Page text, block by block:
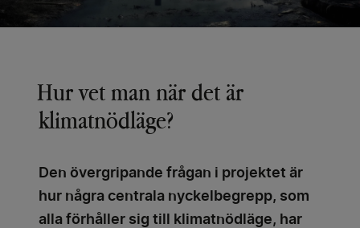
Hur vet man när det är
klimatnödläge?
Den övergripande frågan i projektet är
hur några centrala nyckelbegrepp, som
alla förhåller sig till klimatnödläge, har